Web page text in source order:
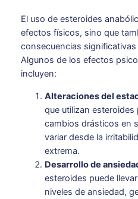
El uso de esteroides
efectos físicos, sino que
consecuencias significativas
Algunos de los efectos
incluyen:
Alteraciones del
que utilizan
cambios drásticos en
variar desde la
extrema.
Desarrollo de
esteroides puede
niveles de ansiedad,